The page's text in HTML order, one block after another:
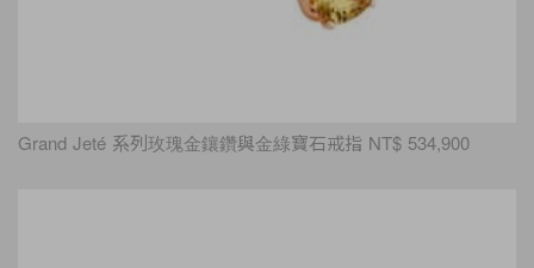
Grand Jeté 系列玫瑰金鑲鑽與金綠寶石戒指 NT$ 534,900